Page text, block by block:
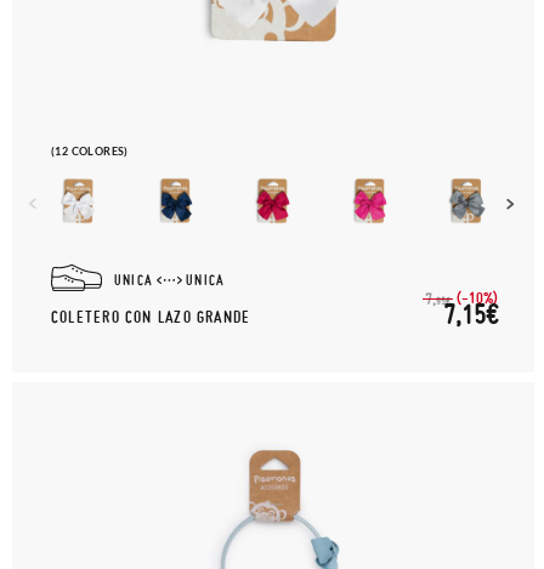
(12 COLORES)
UNICA UNICA
COLETERO CON LAZO GRANDE
7,95€ (-10%)
7,15€